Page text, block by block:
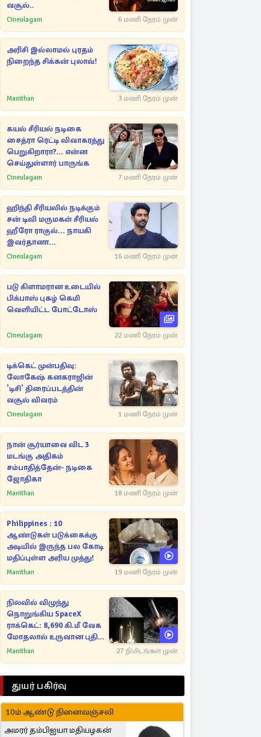
வசூல்..
Cineulagam 6 மணி நேரம் முன்
அரிசி இல்லாமல் புரதம்
நிறைந்த சிக்கன் புலாவ்!
Manithan 3 மணி நேரம் முன்
கயல் சீரியல் நடிகை
சைத்ரா ரெட்டி விவாகரத்து
பெறுகிறாரா?... என்ன
செய்துள்ளார் பாருங்க
Cineulagam 7 மணி நேரம் முன்
ஹிந்தி சீரியலில் நடிக்கும்
சன் டிவி மருமகள் சீரியல்
ஹீரோ ராகுல்... நாயகி
இவர்தானா...
Cineulagam 16 மணி நேரம் முன்
படு கிளாமரான உடையில்
பிக்பாஸ் புகழ் கெமி
வெளியிட்ட போட்டோஸ்
Cineulagam 22 மணி நேரம் முன்
டிக்கெட் முன்பதிவு:
லோகேஷ் கனகராஜின்
'டிசி' திரைப்படத்தின்
வசூல் விவரம்
Cineulagam 1 மணி நேரம் முன்
நான் சூர்யாவை விட 3
மடங்கு அதிகம்
சம்பாதித்தேன்- நடிகை
ஜோதிகா
Manithan 18 மணி நேரம் முன்
Philippines : 10
ஆண்டுகள் படுக்கைக்கு
அடியில் இருந்த பல கோடி
மதிப்புள்ள அரிய முத்து!
Manithan 19 மணி நேரம் முன்
நிலவில் விழுந்து
நொறுங்கிய SpaceX
ராக்கெட்: 8,690 கி.மீ வேக
மோதலால் உருவான புதிய
பள்ளம்!
Manithan 27 நிமிடங்கள் முன்
துயர் பகிர்வு
10ம் ஆண்டு நினைவஞ்சலி
அமரர் தம்பிஐயா மதியழகன்